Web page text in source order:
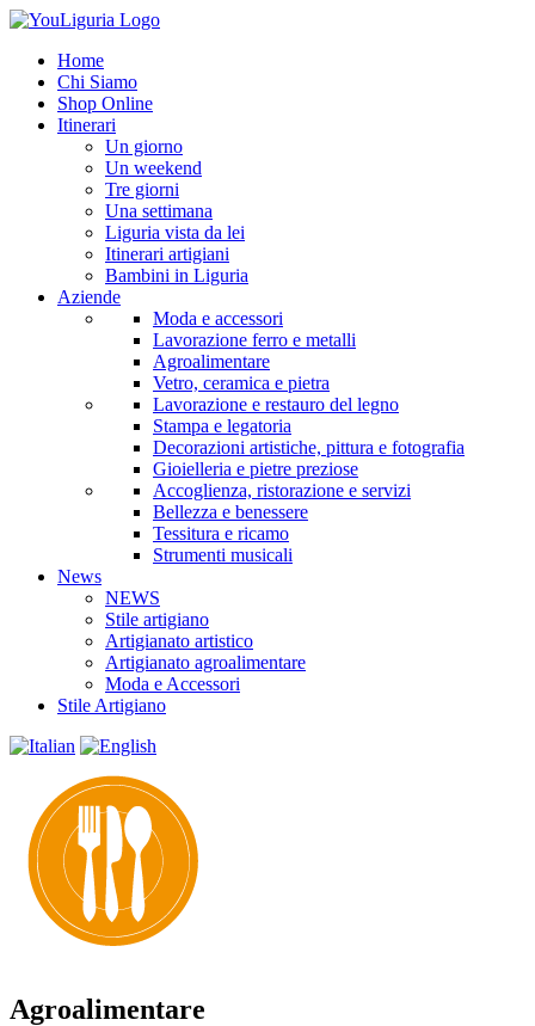
Home
Chi Siamo
Shop Online
Itinerari
Un giorno
Un weekend
Tre giorni
Una settimana
Liguria vista da lei
Itinerari artigiani
Bambini in Liguria
Aziende
Moda e accessori
Lavorazione ferro e metalli
Agroalimentare
Vetro, ceramica e pietra
Lavorazione e restauro del legno
Stampa e legatoria
Decorazioni artistiche, pittura e fotografia
Gioielleria e pietre preziose
Accoglienza, ristorazione e servizi
Bellezza e benessere
Tessitura e ricamo
Strumenti musicali
News
NEWS
Stile artigiano
Artigianato artistico
Artigianato agroalimentare
Moda e Accessori
Stile Artigiano
Agroalimentare